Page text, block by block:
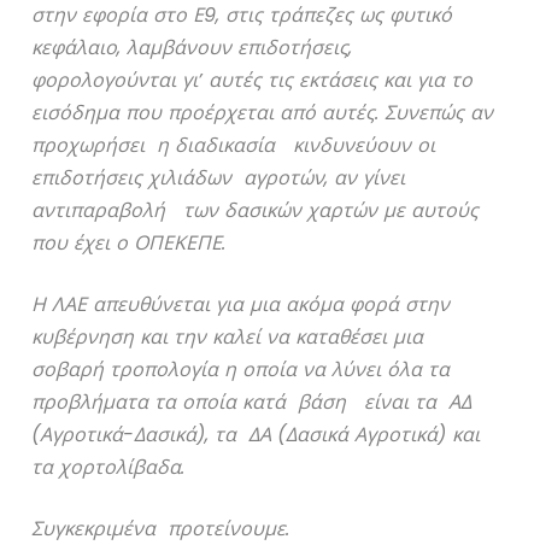
στην εφορία στο Ε9, στις τράπεζες ως φυτικό
κεφάλαιο, λαμβάνουν επιδοτήσεις,
φορολογούνται γι’ αυτές τις εκτάσεις και για το
εισόδημα που προέρχεται από αυτές. Συνεπώς αν
προχωρήσει η διαδικασία κινδυνεύουν οι
επιδοτήσεις χιλιάδων αγροτών, αν γίνει
αντιπαραβολή των δασικών χαρτών με αυτούς
που έχει ο ΟΠΕΚΕΠΕ.
Η ΛΑΕ απευθύνεται για μια ακόμα φορά στην
κυβέρνηση και την καλεί να καταθέσει μια
σοβαρή τροπολογία η οποία να λύνει όλα τα
προβλήματα τα οποία κατά βάση είναι τα ΑΔ
(Αγροτικά-Δασικά), τα ΔΑ (Δασικά Αγροτικά) και
τα χορτολίβαδα.
Συγκεκριμένα προτείνουμε.